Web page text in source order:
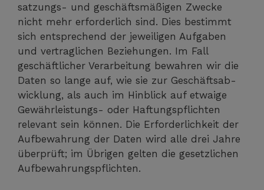
sat­zungs- und geschäfts­mä­ßi­gen Zwe­cke
nicht mehr erfor­der­lich sind. Dies bestimmt
sich ent­spre­chend der jewei­li­gen Auf­ga­ben
und ver­trag­li­chen Bezie­hun­gen. Im Fall
geschäft­li­cher Ver­ar­bei­tung bewah­ren wir die
Daten so lan­ge auf, wie sie zur Geschäfts­ab­
wick­lung, als auch im Hin­blick auf etwa­ige
Gewähr­leis­tungs- oder Haf­tungs­pflich­ten
rele­vant sein kön­nen. Die Erfor­der­lich­keit der
Auf­be­wah­rung der Daten wird alle drei Jah­re
über­prüft; im Übri­gen gel­ten die gesetz­li­chen
Aufbewahrungspflichten.